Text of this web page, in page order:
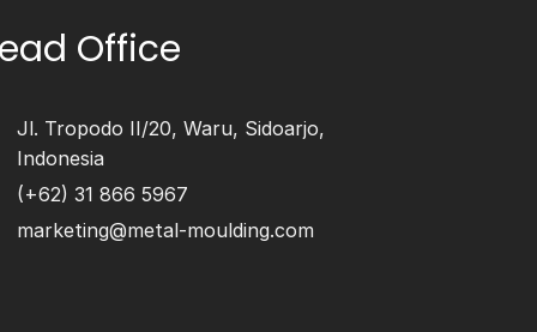
Office
Jl. Tropodo II/20, Waru, Sidoarjo,
Indonesia
(+62) 31 866 5967
marketing@metal-moulding.com